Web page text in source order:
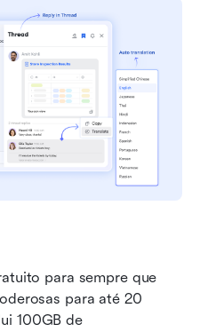
para sempre que
para até 20
100GB de